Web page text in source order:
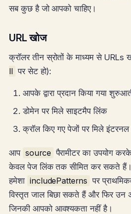
सब कुछ है जो आपको चाहिए।
URL खोज
क्रॉलर तीन स्रोतों के माध्यम से URLs
ll पर सेट हो):
आपके द्वारा प्रदान किया गया
डोमेन पर मिले साइटमैप लिंक
क्रॉल किए गए पेजों पर मिले
आप source पैरामीटर का उपयोग
केवल पेज लिंक तक सीमित कर सकते हैं।
हमेशा includePatterns पर
विस्तृत जाल बिछा सकते हैं और फिर उन
जिनकी आपको आवश्यकता नहीं है।